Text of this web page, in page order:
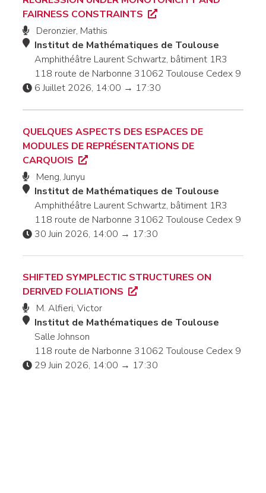
FAIRNESS CONSTRAINTS
Deronzier, Mathis
Institut de Mathématiques de Toulouse
Amphithéâtre Laurent Schwartz, bâtiment 1R3
118 route de Narbonne 31062 Toulouse Cedex 9
6 Juillet 2026, 14:00 → 17:30
QUELQUES ASPECTS DES ESPACES DE
MODULES DE REPRÉSENTATIONS DE
CARQUOIS
Meng, Junyu
Institut de Mathématiques de Toulouse
Amphithéâtre Laurent Schwartz, bâtiment 1R3
118 route de Narbonne 31062 Toulouse Cedex 9
30 Juin 2026, 14:00 → 17:30
SHIFTED SYMPLECTIC STRUCTURES ON
DERIVED FOLIATIONS
M. Alfieri, Victor
Institut de Mathématiques de Toulouse
Salle Johnson
118 route de Narbonne 31062 Toulouse Cedex 9
29 Juin 2026, 14:00 → 17:30